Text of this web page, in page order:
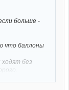
больше -
что баллоны
без